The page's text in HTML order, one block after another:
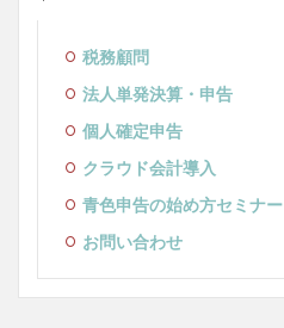
税務顧問
法人単発決算・申告
個人確定申告
クラウド会計導入
青色申告の始め方セミナー
お問い合わせ